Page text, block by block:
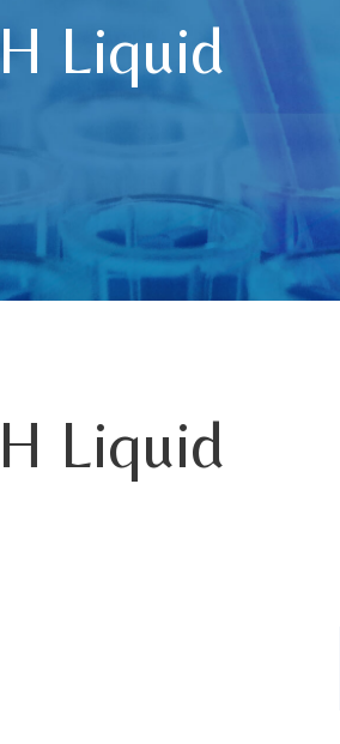
Liquid
Liquid